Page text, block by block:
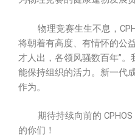
物理竞赛生生不息，
将朝着有高度、有情怀的公
才人出，各领风骚数百年”
能保持组织的活力。新一代
作为。
期待持续向前的 CPHOS
的你们！